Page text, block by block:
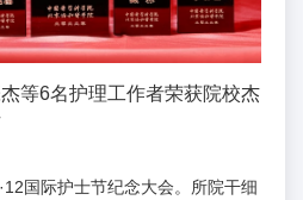
等6名护理工作者荣获院校杰
国际护士节纪念大会。所院干细